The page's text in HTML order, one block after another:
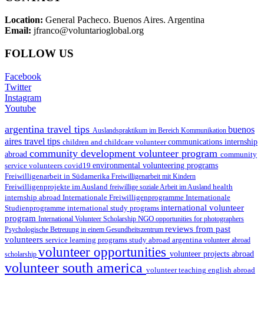
Location: General Pacheco. Buenos Aires. Argentina
Email: jfranco@voluntarioglobal.org
FOLLOW US
Facebook
Twitter
Instagram
Youtube
argentina travel tips Auslandspraktikum im Bereich Kommunikation buenos
aires travel tips children and childcare volunteercommunications internship
abroad community development volunteer program community
service volunteers covid19 environmental volunteering programs
Freiwilligenarbeit in Südamerika Freiwilligenarbeit mit Kindern
Freiwilligenprojekte im Ausland freiwillige soziale Arbeit im Ausland health
internship abroad Internationale Freiwilligenprogramme Internationale
Studienprogramme international study programs international volunteer
program International Volunteer Scholarship NGO opportunities for photographers
Psychologische Betreuung in einem Gesundheitszentrum reviews from past
volunteers service learning programs study abroad argentina volunteer abroad
scholarship volunteer opportunities volunteer projects abroad
volunteer south america volunteer teaching english abroad